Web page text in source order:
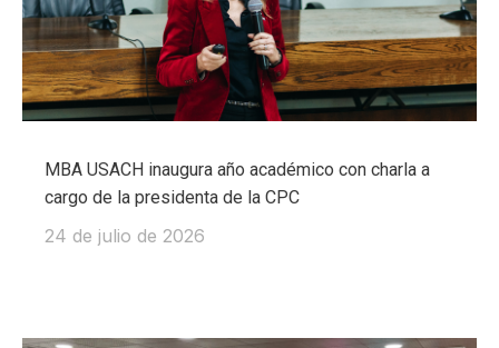
MBA USACH inaugura año académico con charla a
cargo de la presidenta de la CPC
24 de julio de 2026